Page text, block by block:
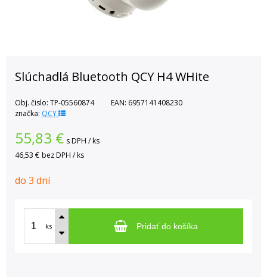
Slúchadlá Bluetooth QCY H4 WHite
Obj. čislo: TP-05560874 EAN: 6957141408230
značka: QCY
55,83 € s DPH / ks
46,53 € bez DPH / ks
do 3 dní
ks Pridať do košíka